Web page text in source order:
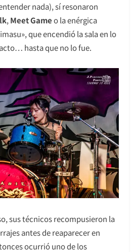
nada), sí resonaron
, Meet Gameo la enérgica
que encendió la sala en lo
hasta que no lo fue.
sus técnicos recompusieron la
antes de reaparecer en
ocurrió uno de los